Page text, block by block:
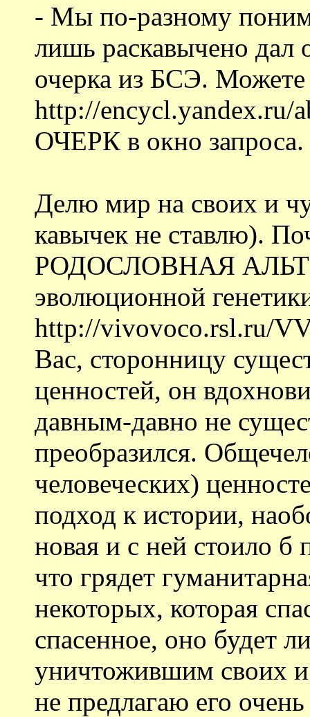
- Мы по-разному
лишь раскавычено дал
очерка из БСЭ.
http://
ОЧЕРК в окно запроса.
Делю мир на своих и
кавычек не ставлю).
РОДОСЛОВНАЯ
эволюционной
http://vivovoco.rsl.ru/
Вас, сторонницу
ценностей, он
давным-давно не
преобразился.
человеческих)
подход к истории,
новая и с ней стоило б
что грядет
некоторых, которая
спасенное, оно будет
уничтожившим своих
не предлагаю его